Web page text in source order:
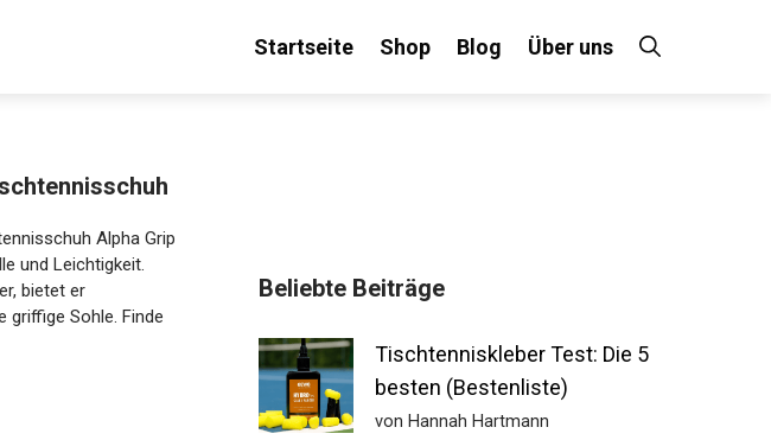
Startseite Shop Blog Über uns
Alpha Grip
und Leichtigkeit.
bietet er
griffige Sohle. Finde
Beliebte Beiträge
Tischtenniskleber Test: Die 5
besten (Bestenliste)
von Hannah Hartmann